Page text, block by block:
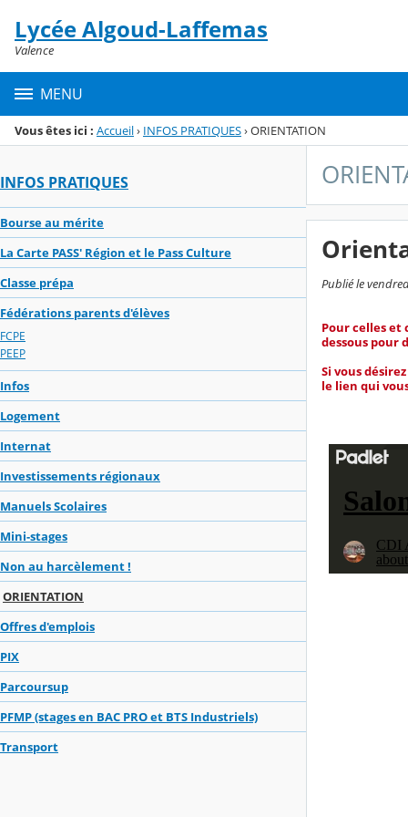
Menu de la rubrique
Contenu
Lycée Algoud-Laffemas
Valence
MENU
Vous êtes ici : Accueil› INFOS PRATIQUES›ORIENTATION
INFOS PRATIQUES
Bourse au mérite
La Carte PASS' Région et le Pass Culture
Classe prépa
Fédérations parents d'élèves
FCPE
PEEP
Infos
Logement
Internat
Investissements régionaux
Manuels Scolaires
Mini-stages
Non au harcèlement !
ORIENTATION
Offres d'emplois
PIX
Parcoursup
PFMP (stages en BAC PRO et BTS Industriels)
Transport
Publié le
Pour celles et
dessous pour
Si vous
le lien qui